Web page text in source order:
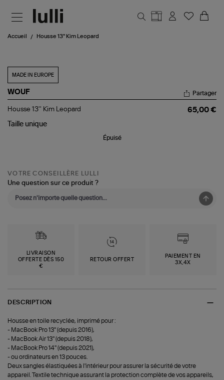
Accueil Housse 13'' Kim Leopard
MADE IN EUROPE
WOUF
Housse
Kim
Partager
Housse 13'' Kim Leopard
65,00 €
Taille unique
Épuisé
VOTRE CONSEILLÈRE LULLI
Une question sur ce produit ?
LIVRAISON
OFFERTE DÈS 150
€
RETOUR OFFERT
PAIEMENT EN
3X,4X
DESCRIPTION
Housse en toile recyclée, imprimé pour :
- MacBook Pro 13'' (depuis 2016),
- MacBook Air 13'' (depuis 2018),
- MacBook Pro 14'' (depuis 2021),
- ou ordinateurs en 13 pouces.
Deux sangles élastiquées à l'intérieur pour assurer la sécurité de votre
appareil. Textile technique assurant la protection complète de vos appareils,